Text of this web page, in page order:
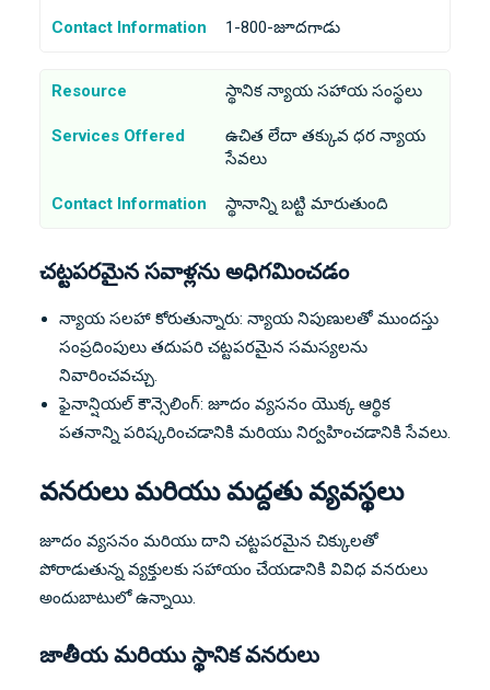
Contact Information 1-800-జూదగాడు
Resource స్థానిక న్యాయ సహాయ సంస్థలు
Services Offered
ఉచిత లేదా తక్కువ ధర న్యాయ
సేవలు
Contact Information స్థానాన్ని బట్టి మారుతుంది
చట్టపరమైన సవాళ్లను అధిగమించడం
న్యాయ సలహా కోరుతున్నారు: న్యాయ నిపుణులతో ముందస్తు
సంప్రదింపులు తదుపరి చట్టపరమైన సమస్యలను
నివారించవచ్చు.
ఫైనాన్షియల్ కౌన్సెలింగ్: జూదం వ్యసనం యొక్క ఆర్థిక
పతనాన్ని పరిష్కరించడానికి మరియు నిర్వహించడానికి సేవలు.
వనరులు మరియు మద్దతు వ్యవస్థలు
జూదం వ్యసనం మరియు దాని చట్టపరమైన చిక్కులతో
పోరాడుతున్న వ్యక్తులకు సహాయం చేయడానికి వివిధ వనరులు
అందుబాటులో ఉన్నాయి.
జాతీయ మరియు స్థానిక వనరులు